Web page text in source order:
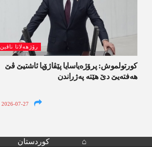
رۆژھەلاتا ناڤین
کورتولموش: پرۆژەیاسایا پێڤاژۆیا ئاشتیێ ڤێ
ھەفتەیێ دێ هێتە پەژراندن
2026-07-27
کوردستان
⌂